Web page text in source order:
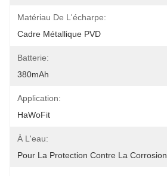
Matériau De L'écharpe:
Cadre Métallique PVD
Batterie:
380mAh
Application:
HaWoFit
À L'eau:
Pour La Protection Contre La Corrosion